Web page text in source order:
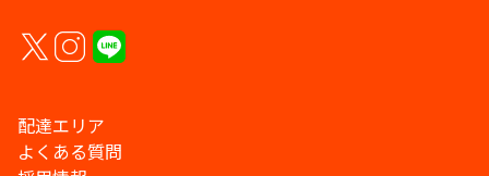
配達エリア
よくある質問